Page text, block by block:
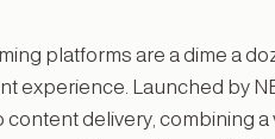
platforms are a dime a
experience. Launched by
delivery, combining